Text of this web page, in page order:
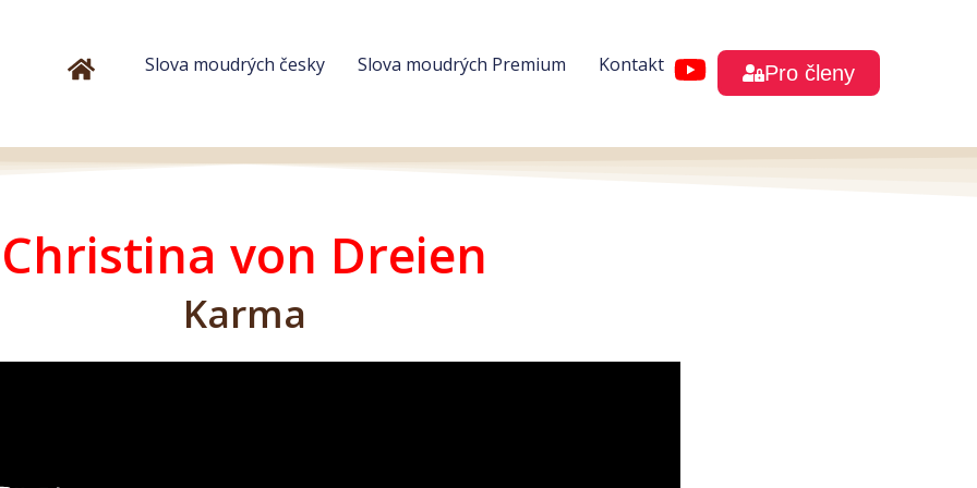
Slova moudrých česky Slova moudrých Premium Kontakt Pro členy
Christina von Dreien
Karma